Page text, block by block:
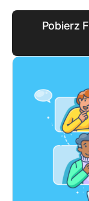
Pobierz